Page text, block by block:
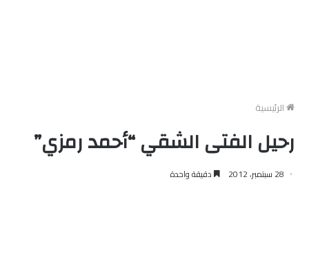
الرئيسية
رحيل الفتى الشقي “أحمد رمزي”
28 سبتمبر، 2012 دقيقة واحدة